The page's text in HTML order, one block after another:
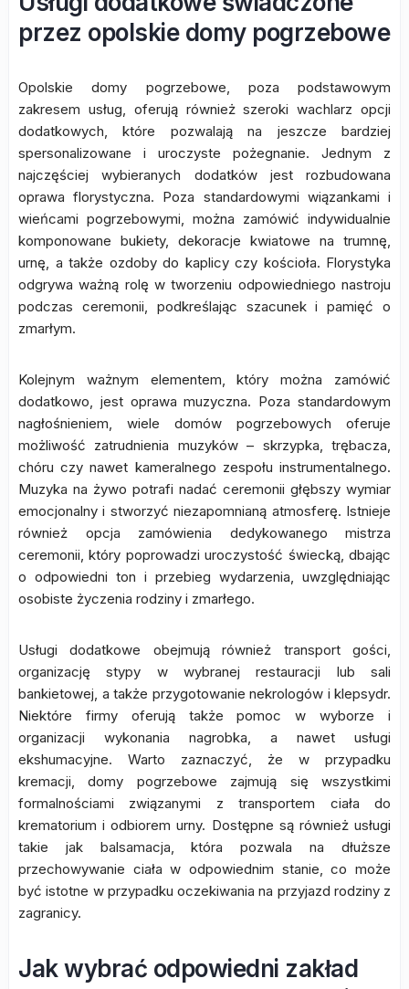
przez opolskie domy pogrzebowe
Opolskie domy pogrzebowe, poza podstawowym
zakresem usług, oferują również szeroki wachlarz opcji
dodatkowych, które pozwalają na jeszcze bardziej
spersonalizowane i uroczyste pożegnanie. Jednym z
najczęściej wybieranych dodatków jest rozbudowana
oprawa florystyczna. Poza standardowymi wiązankami i
wieńcami pogrzebowymi, można zamówić indywidualnie
komponowane bukiety, dekoracje kwiatowe na trumnę,
urnę, a także ozdoby do kaplicy czy kościoła. Florystyka
odgrywa ważną rolę w tworzeniu odpowiedniego nastroju
podczas ceremonii, podkreślając szacunek i pamięć o
zmarłym.
Kolejnym ważnym elementem, który można zamówić
dodatkowo, jest oprawa muzyczna. Poza standardowym
nagłośnieniem, wiele domów pogrzebowych oferuje
możliwość zatrudnienia muzyków – skrzypka, trębacza,
chóru czy nawet kameralnego zespołu instrumentalnego.
Muzyka na żywo potrafi nadać ceremonii głębszy wymiar
emocjonalny i stworzyć niezapomnianą atmosferę. Istnieje
również opcja zamówienia dedykowanego mistrza
ceremonii, który poprowadzi uroczystość świecką, dbając
o odpowiedni ton i przebieg wydarzenia, uwzględniając
osobiste życzenia rodziny i zmarłego.
Usługi dodatkowe obejmują również transport gości,
organizację stypy w wybranej restauracji lub sali
bankietowej, a także przygotowanie nekrologów i klepsydr.
Niektóre firmy oferują także pomoc w wyborze i
organizacji wykonania nagrobka, a nawet usługi
ekshumacyjne. Warto zaznaczyć, że w przypadku
kremacji, domy pogrzebowe zajmują się wszystkimi
formalnościami związanymi z transportem ciała do
krematorium i odbiorem urny. Dostępne są również usługi
takie jak balsamacja, która pozwala na dłuższe
przechowywanie ciała w odpowiednim stanie, co może
być istotne w przypadku oczekiwania na przyjazd rodziny z
zagranicy.
Jak wybrać odpowiedni zakład